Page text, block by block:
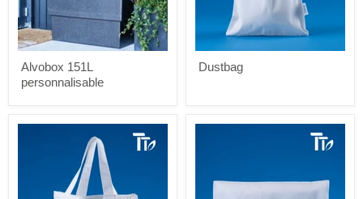
Alvobox 151L
personnalisable
Dustbag